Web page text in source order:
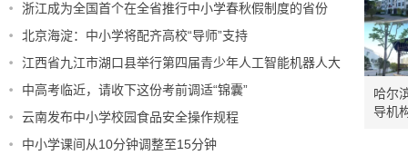
浙江成为全国首个在全省推行中小学春秋假制度的省份
北京海淀：中小学将配齐高校“导师”支持
江西省九江市湖口县举行第四届青少年人工智能机器人大
中高考临近，请收下这份考前调适“锦囊”
云南发布中小学校园食品安全操作规程
中小学课间从10分钟调整至15分钟
哈尔
导机